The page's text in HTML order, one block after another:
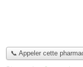
📞 Appeler cette